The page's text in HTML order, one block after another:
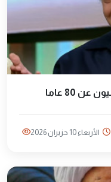
80 عاما
الأربعاء 10 حزيران 2026